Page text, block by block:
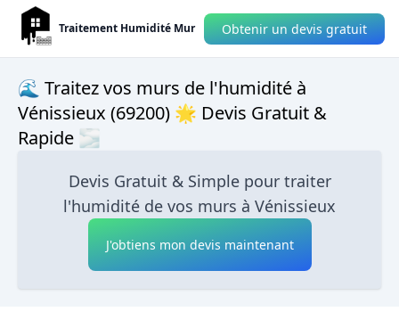
Traitement Humidité Mur Obtenir un devis gratuit
🌊 Traitez vos murs de l'humidité à
Vénissieux (69200) 🌟 Devis Gratuit &
Rapide 🌫
Devis Gratuit & Simple pour traiter
l'humidité de vos murs à Vénissieux
J'obtiens mon devis maintenant